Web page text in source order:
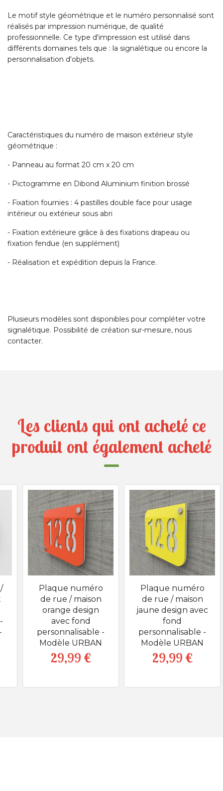
Le motif style géométrique et le numéro personnalisé sont
réalisés par impression numérique, de qualité
professionnelle. Ce type d'impression est utilisé dans
différents domaines tels que : la signalétique ou encore la
personnalisation d'objets.
Caractéristiques du numéro de maison extérieur style
géométrique :
- Panneau au format 20 cm x 20 cm
- Pictogramme en Dibond Aluminium finition brossé
- Fixation fournies : 4 pastilles double face pour usage
intérieur ou extérieur sous abri
- Fixation extérieure grâce à des fixations drapeau ou
fixation fendue (en supplément)
- Réalisation et expédition depuis la France.
Plusieurs modèles sont disponibles pour compléter votre
signalétique. Possibilité de création sur-mesure, nous
contacter.
Les clients qui ont acheté ce
produit ont également acheté
Plaque numéro
de rue / maison
orange design
avec fond
personnalisable -
Modèle URBAN
Prix
29,99 €
Plaque numéro
de rue / maison
jaune design avec
fond
personnalisable -
Modèle URBAN
Prix
29,99 €